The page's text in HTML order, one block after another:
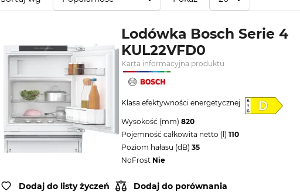
Lodówka Bosch Serie 4
KUL22VFD0
Karta informacyjna produktu
Klasa efektywności energetycznej
Wysokość (mm) 820
Pojemność całkowita netto (l) 110
Poziom hałasu (dB) 35
NoFrost Nie
Dodaj do listy życzeń Dodaj do porównania